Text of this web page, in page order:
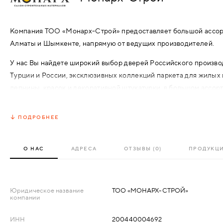
ДЕРЕВЯННЫЕ
КОМБИНИРОВАННЫЕ
СПЕЦИАЛИЗИРОВАННЫЕ
АКСЕССУАРЫ
КОМПЛЕКТУЮЩИЕ
СКУД И "УМНЫЙ
ДОМ"
Компания ТОО «Монарх-Строй» предоставляет большой
Алматы и Шымкенте, напрямую от ведущих производителей.
У нас Вы найдете широкий выбор дверей Российского
Турции и России, эксклюзивных коллекций паркета для
лепнины, красок и декоративной штукатурки в большом
Уже более 20 лет мы радуем наших клиентов качеством,
Также, мы активно сотрудничаем со строительными
многими другими материалами.
роллет «Doorhan» и «Alutech».
ПОДРОБНЕЕ
О НАС АДРЕСА ОТЗЫВЫ (0)
Юридическое название
компании
ТОО «МОНАРХ-СТРОЙ»
ИНН 200440004692